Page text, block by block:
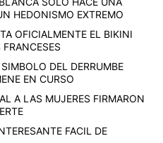
HEDONISMO EXTREMO
OFICIALMENTE EL BIKINI
DEL DERRUMBE
EN CURSO
A LAS MUJERES FIRMARON
FACIL DE